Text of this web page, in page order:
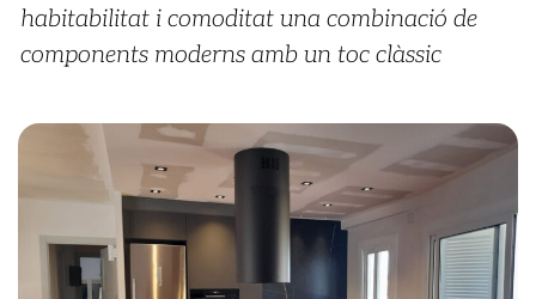
habitabilitat i comoditat una combinació de
components moderns amb un toc clàssic